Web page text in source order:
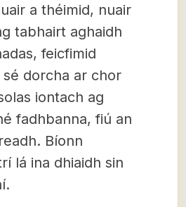
a théimid, nuair
tabhairt aghaidh
feicfimid
dorcha ar chor
iontach ag
fadhbanna, fiú an
Bíonn
lá ina dhiaidh sin